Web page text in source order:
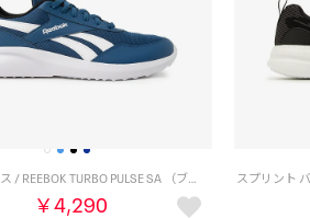
ターボ パルス / REEBOK TURBO PULSE SA （ブルー）
￥4,290